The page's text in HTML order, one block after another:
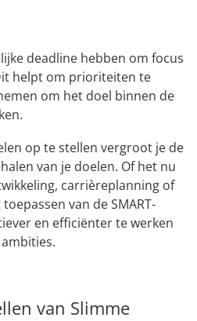
deadline hebben om focus
helpt om prioriteiten te
om het doel binnen de
op te stellen vergroot je de
van je doelen. Of het nu
carrièreplanning of
van de SMART-
en efficiënter te werken
van Slimme